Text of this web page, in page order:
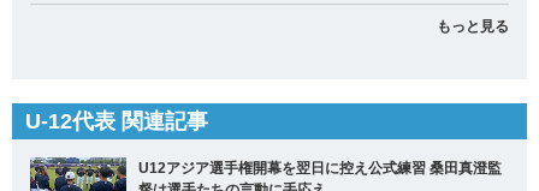
もっと見る
U-12代表 関連記事
U12アジア選手権開幕を翌日に控え公式練習 桑田真澄監